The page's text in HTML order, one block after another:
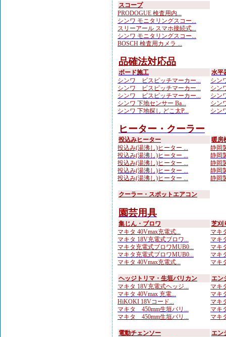
スコープ
PRODOGUE 検査用内...
シンワ モニタリングスコー...
スリーアール スマホ接続式...
シンワ モニタリングスコー...
BOSCH 検査用カメラ ...
品確法対応品
ボード施工
シンワ ビスピッチマーカー...
シンワ ビスピッチマーカー...
シンワ ビスピッチマーカー...
シンワ 下地センサー Ba...
シンワ 下地探し どこ太P...
水平
シン
シン
シン
シン
シン
ヒーター・クーラー
投込みヒーター
投込み(湯沸し)ヒーター ...
投込み(湯沸し)ヒーター ...
投込み(湯沸し)ヒーター ...
投込み(湯沸し)ヒーター ...
投込み(湯沸し)ヒーター ...
暖房
静岡
静岡
静岡
静岡
静岡
クーラー・スポットエアコン
園芸用具
集じん・ブロワ
マキタ 40Vmax充電式...
マキタ 18V充電式ブロワ...
マキタ充電式ブロワMUB0...
マキタ充電式ブロワMUB0...
マキタ 40Vmax充電式...
芝刈
マキ
マキ
マキ
マキ
マキ
ヘッジトリマ・生垣バリカン
マキタ 18V充電式ヘッジ...
マキタ 40Vmax 充電...
HiKOKI 18Vコード...
マキタ 450mm生垣バリ...
マキタ 450mm生垣バリ...
エン
マキ
マキ
マキ
マキ
マキ
電動チェンソー
エン